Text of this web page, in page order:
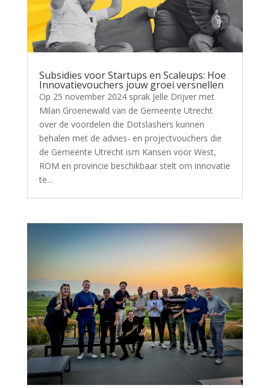
Subsidies voor Startups en Scaleups: Hoe
Innovatievouchers jouw groei versnellen
Op 25 november 2024 sprak Jelle Drijver met
Milan Groenewald van de Gemeente Utrecht
over de voordelen die Dotslashers kunnen
behalen met de advies- en projectvouchers die
de Gemeente Utrecht ism Kansen voor West,
ROM en provincie beschikbaar stelt om innovatie
te...